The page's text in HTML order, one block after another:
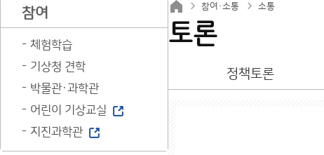
참여
체험학습
기상청 견학
박물관·과학관
어린이 기상교실
지진과학관
참여·소통 소통
토론
정책토론